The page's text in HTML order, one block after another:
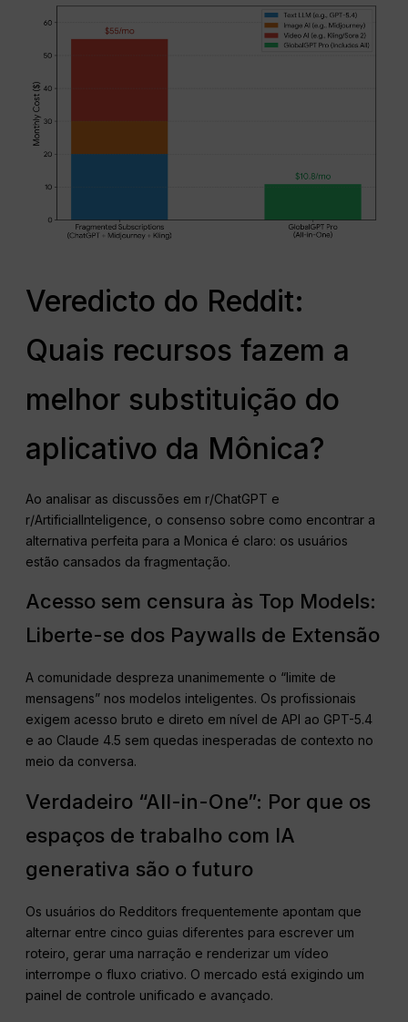
Veredicto do Reddit:
Quais recursos fazem a
melhor substituição do
aplicativo da Mônica?
Ao analisar as discussões em r/ChatGPT e
r/ArtificialInteligence, o consenso sobre como encontrar a
alternativa perfeita para a Monica é claro: os usuários
estão cansados da fragmentação.
Acesso sem censura às Top Models:
Liberte-se dos Paywalls de Extensão
A comunidade despreza unanimemente o “limite de
mensagens” nos modelos inteligentes. Os profissionais
exigem acesso bruto e direto em nível de API ao GPT-5.4
e ao Claude 4.5 sem quedas inesperadas de contexto no
meio da conversa.
Verdadeiro “All-in-One”: Por que os
espaços de trabalho com IA
generativa são o futuro
Os usuários do Redditors frequentemente apontam que
alternar entre cinco guias diferentes para escrever um
roteiro, gerar uma narração e renderizar um vídeo
interrompe o fluxo criativo. O mercado está exigindo um
painel de controle unificado e avançado.